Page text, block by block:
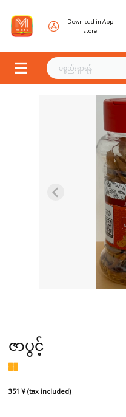
Download in App
store
ဇာပွင့်
351 ¥ (tax included)